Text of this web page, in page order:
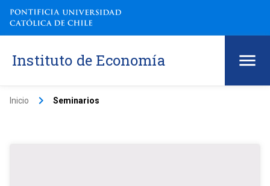
Instituto de Economía
Inicio keyboard_arrow_right Seminarios